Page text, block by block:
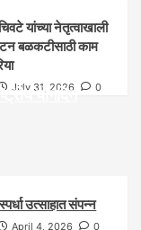
यांच्या नेतृत्वाखाली
बळकटीसाठी काम
July 31, 2026 0
योगदिन
उत्साहात संपन्न
April 4, 2026 0